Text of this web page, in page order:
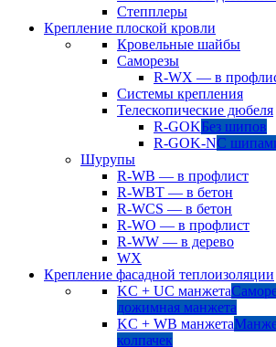
Степплеры
Крепление плоской кровли
Кровельные шайбы
Саморезы
R-WX — в
Системы крепления
Телескопические дюбеля
R-GOKБез шипов
R-GOK-NС
Шурупы
R-WB — в профлист
R-WBT — в бетон
R-WCS — в бетон
R-WO — в профлист
R-WW — в дерево
WX
Крепление фасадной теплоизоляции
KC + UC манжета
дожимная манжета
KC + WB манжета
колпачек